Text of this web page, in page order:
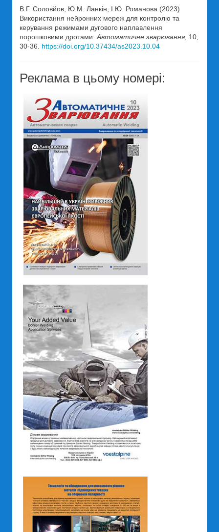
В.Г. Соловйов, Ю.М. Ланкін, І.Ю. Романова (2023)
Використання нейронних мереж для контролю та
керування режимами дугового наплавлення
порошковими дротами. Автоматичне зварювання , 10,
30-36. https://doi.org/10.37434/as2023.10.04
Реклама в цьому номері: